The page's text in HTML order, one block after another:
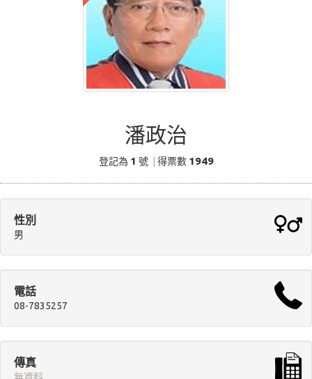
潘政治
登記為 1 號 得票數 1949
性別
男
電話
08-7835257
傳真